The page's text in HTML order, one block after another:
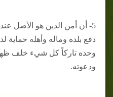
5- أن أمن الدين هو الأصل
دفع بلده وماله وأهله حماية
وحده تاركاً كل شيء خلف
ودعوته.